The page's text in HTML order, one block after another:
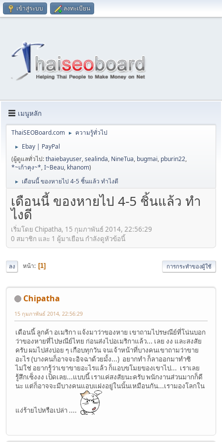
เข้าสู่ระบบ ลงทะเบียน
เมนูหลัก
ThaiSEOBoard.com ► ความรู้ทั่วไป
►
Ebay | PayPal
(ผู้ดูแลทั่วไป:thaiebayuser,sealinda, NineTua, bugmai, pburin22,
*~เก้าคุง~*,I~Beau, khanom)
► เดือนนี้ ของหายไป 4-5 ชิ้นแล้ว ทำไงดี
เดือนนี้ ของหายไป 4-5 ชิ้นแล้ว ทำ
ไงดี
เริ่มโดย Chipatha, 15 กุมภาพันธ์ 2014, 22:56:29
0 สมาชิก และ 1 ผู้มาเยือน กำลังดูหัวข้อนี้
ลง หน้า 1 การกระทำของผู้ใช้
Chipatha
15 กุมภาพันธ์ 2014, 22:56:29
เดือนนี้ ลูกค้า อเมริกา แจ้งมาว่าของหาย เขาถามไปรษณีย์ที่โน่นบอก
ว่าของหายที่ไปษณีย์ไทย ก่อนส่งไปอเมริกาแล้ว... เลย งง และสงสัย
ครับ ผมไปส่งบ่อย ๆ เกือบทุกวัน จนเจ้าหน้าที่บางคนเขาถามว่าขาย
อะไร (บางคนก็อาจจะอิจฉาด้วยมั้ง...) อยากทำ ก็ลาออกมาทำซิ
ไม่ใช่ อยากรู้ว่าเขาขายอะไรแล้ว ก็แอบขโมยของเขาไป... เราเลย
รู้สึกเซ็งงง เป็ดเลย...แบบนี้ เราแค่สงสัยนะครับ พนักงานส่วนมากก็ดี
นะ แต่ก็อาจจะมีบางคนแอบแฝงอยู่ในนั้นเหมือนกัน...เรามองโลกใน
แง่ร้ายไปหรือเปล่า ....